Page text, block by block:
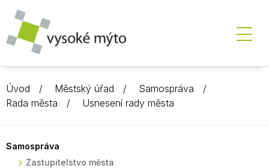
Úvod Městský úřad
Samospráva
Rada města
Usnesení rady města
Samospráva
Zastupitelstvo města